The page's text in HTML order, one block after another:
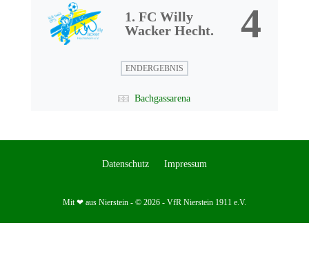
1. FC Willy
Wacker Hecht.
4
ENDERGEBNIS
Bachgassarena
Datenschutz Impressum
Mit ❤ aus Nierstein - © 2026 - VfR Nierstein 1911 e.V.